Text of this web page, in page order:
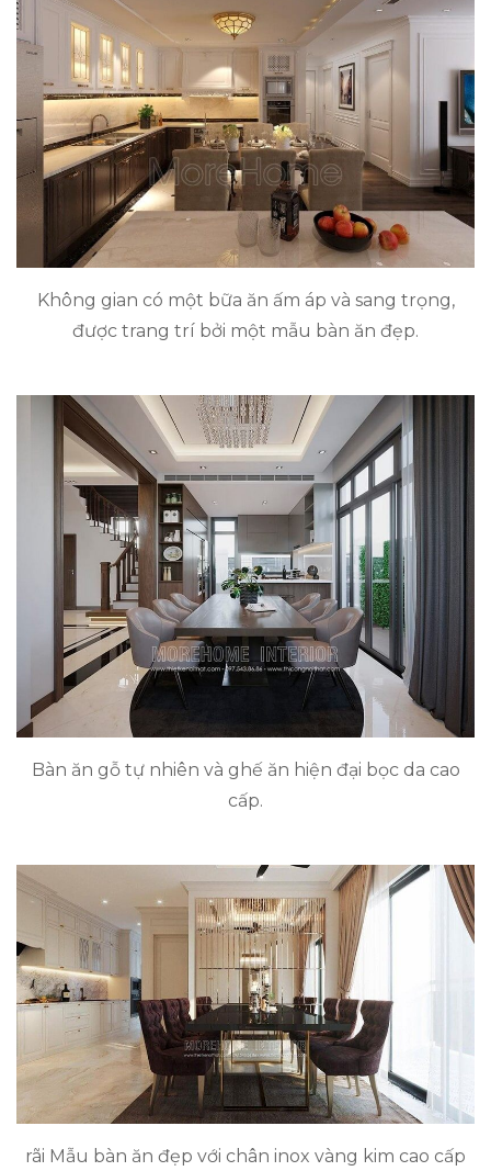
Không gian có một bữa ăn ấm áp và sang trọng,
được trang trí bởi một mẫu bàn ăn đẹp.
Bàn ăn gỗ tự nhiên và ghế ăn hiện đại bọc da cao
cấp.
rãi Mẫu bàn ăn đẹp với chân inox vàng kim cao cấp